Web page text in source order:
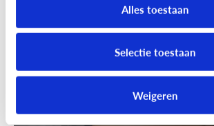
Alles toestaan
Selectie toestaan
Weigeren
Speels bijleren met een